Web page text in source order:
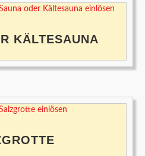
KÄLTESAUNA